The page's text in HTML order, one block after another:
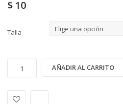
$ 10
Talla
COMICS
06)
AÑADIR AL CARRITO